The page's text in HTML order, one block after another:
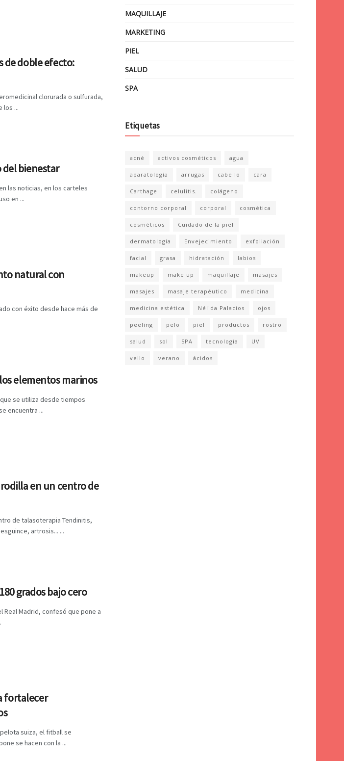
de doble efecto:
clorurada o sulfurada,
los ...
del bienestar
las noticias, en los carteles
en ...
natural con
con éxito desde hace más de
elementos marinos
se utiliza desde tiempos
encuentra ...
en un centro de
de talasoterapia Tendinitis,
artrosis... ...
grados bajo cero
Madrid, confesó que pone a
fortalecer
suiza, el fitball se
se hacen con la ...
MAQUILLAJE
MARKETING
PIEL
SALUD
SPA
Etiquetas
acné activos cosméticos agua
aparatología arrugas cabello cara
Carthage celulitis. colágeno
contorno corporal corporal cosmética
cosméticos Cuidado de la piel
dermatología Envejecimiento exfoliación
facial grasa hidratación labios
makeup make up maquillaje masajes
masajes masaje terapéutico medicina
medicina estética Nélida Palacios ojos
peeling pelo piel productos rostro
salud sol SPA tecnología UV
vello verano ácidos